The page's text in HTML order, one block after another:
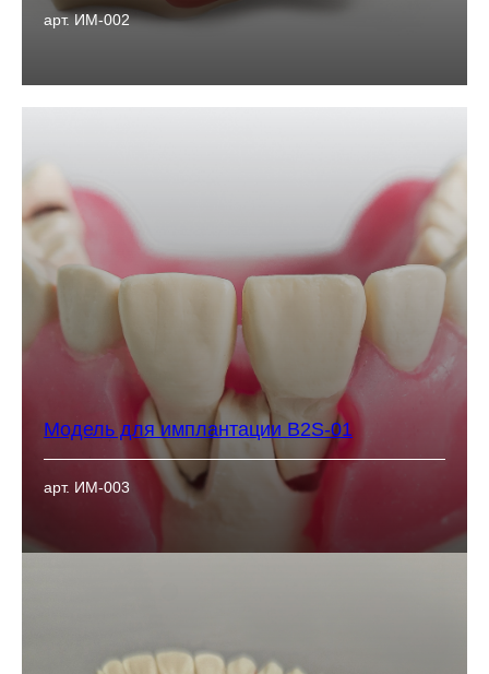
арт. ИМ-002
Модель для имплантации B2S-01
арт. ИМ-003